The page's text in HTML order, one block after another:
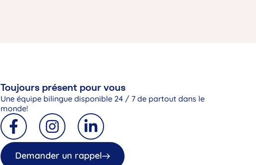
Toujours présent pour vous
Une équipe bilingue disponible 24 / 7 de partout dans le
monde!
Demander un rappel